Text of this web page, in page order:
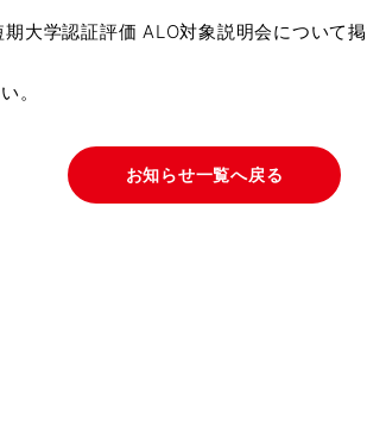
期大学認証評価 ALO対象説明会について掲
。
お知らせ一覧へ戻る